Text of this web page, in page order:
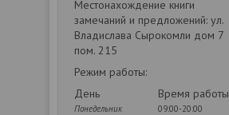
Местонахождение книги
замечаний и предложений: ул.
Владислава Сырокомли дом 7
пом. 215
Режим работы:
День
Время работы
Понедельник
09:00-20:00